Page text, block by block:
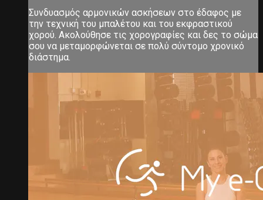
Συνδυασμός αρμονικών ασκήσεων στο έδαφος με
την τεχνική του μπαλέτου και του εκφραστικού
χορού. Ακολούθησε τις χορογραφίες και δες το σώμα
σου να μεταμορφώνεται σε πολύ σύντομο χρονικό
διάστημα.